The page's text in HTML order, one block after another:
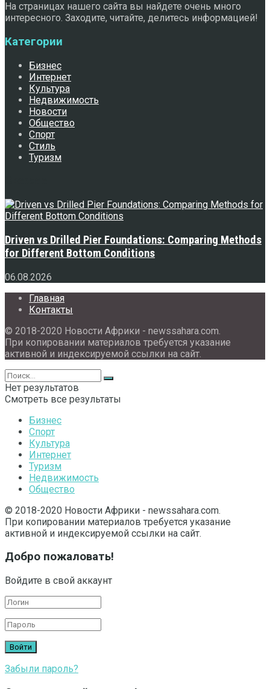
На страницах нашего сайта вы найдете очень много
интересного. Заходите, читайте, делитесь информацией!
Категории
Бизнес
Интернет
Культура
Недвижимость
Новости
Общество
Спорт
Стиль
Туризм
Driven vs Drilled Pier Foundations: Comparing Methods
for Different Bottom Conditions
06.08.2026
Главная
Контакты
© 2018-2020 Новости Африки - newssahara.com.
При копировании материалов требуется указание
активной и индексируемой ссылки на сайт.
Нет результатов
Смотреть все результаты
Бизнес
Спорт
Культура
Интернет
Туризм
Недвижимость
Общество
© 2018-2020 Новости Африки - newssahara.com.
При копировании материалов требуется указание
активной и индексируемой ссылки на сайт.
Добро пожаловать!
Войдите в свой аккаунт
Забыли пароль?